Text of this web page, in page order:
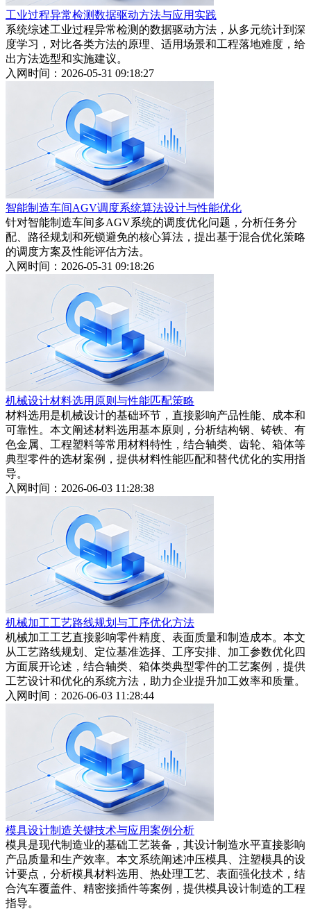
工业过程异常检测数据驱动方法与应用实践
系统综述工业过程异常检测的数据驱动方法，从多元统计到深
度学习，对比各类方法的原理、适用场景和工程落地难度，给
出方法选型和实施建议。
入网时间：2026-05-31 09:18:27
智能制造车间AGV调度系统算法设计与性能优化
针对智能制造车间多AGV系统的调度优化问题，分析任务分
配、路径规划和死锁避免的核心算法，提出基于混合优化策略
的调度方案及性能评估方法。
入网时间：2026-05-31 09:18:26
机械设计材料选用原则与性能匹配策略
材料选用是机械设计的基础环节，直接影响产品性能、成本和
可靠性。本文阐述材料选用基本原则，分析结构钢、铸铁、有
色金属、工程塑料等常用材料特性，结合轴类、齿轮、箱体等
典型零件的选材案例，提供材料性能匹配和替代优化的实用指
导。
入网时间：2026-06-03 11:28:38
机械加工工艺路线规划与工序优化方法
机械加工工艺直接影响零件精度、表面质量和制造成本。本文
从工艺路线规划、定位基准选择、工序安排、加工参数优化四
方面展开论述，结合轴类、箱体类典型零件的工艺案例，提供
工艺设计和优化的系统方法，助力企业提升加工效率和质量。
入网时间：2026-06-03 11:28:44
模具设计制造关键技术与应用案例分析
模具是现代制造业的基础工艺装备，其设计制造水平直接影响
产品质量和生产效率。本文系统阐述冲压模具、注塑模具的设
计要点，分析模具材料选用、热处理工艺、表面强化技术，结
合汽车覆盖件、精密接插件等案例，提供模具设计制造的工程
指导。